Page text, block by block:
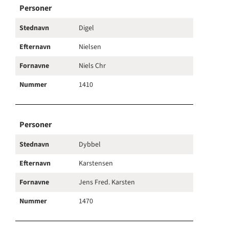
Personer
Stednavn
Digel
Efternavn
Nielsen
Fornavne
Niels Chr
Nummer
1410
Personer
Stednavn
Dybbel
Efternavn
Karstensen
Fornavne
Jens Fred. Karsten
Nummer
1470